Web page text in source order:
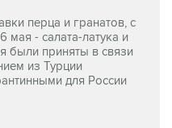
перца и гранатов, с
мая - салата-латука и
были приняты в связи
из Турции
для России